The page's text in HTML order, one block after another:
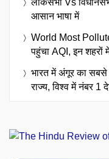
आसान भाषा में
World Most
पहुंचा AQI, इन
भारत में अंगूर का सबसे
राज्य, विश्व में नंबर 1